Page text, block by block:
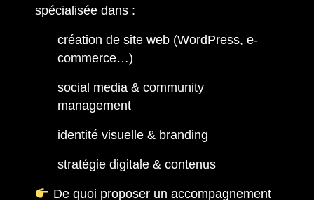
spécialisée dans :
création de site web (WordPress, e-
commerce…)
social media & community
management
identité visuelle & branding
stratégie digitale & contenus
De quoi proposer un accompagnement